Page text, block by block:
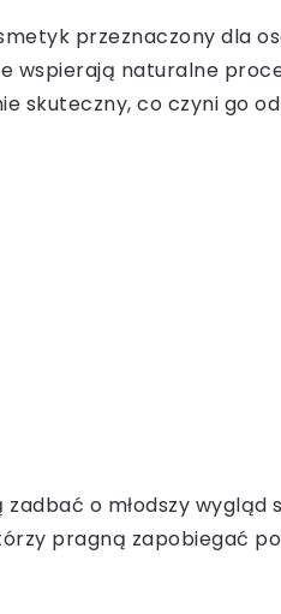
przeznaczony dla
wspierają naturalne
co czyni go
o młodszy wygląd
pragną zapobiegać